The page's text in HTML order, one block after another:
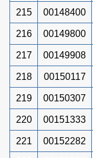
215 00148400
216 00149800
217 00149908
218 00150117
219 00150307
220 00151333
221 00152282